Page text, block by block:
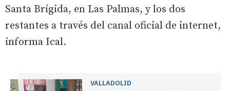
Santa Brígida, en Las Palmas, y los dos
restantes a través del canal oficial de internet,
informa Ical.
VALLADOLID